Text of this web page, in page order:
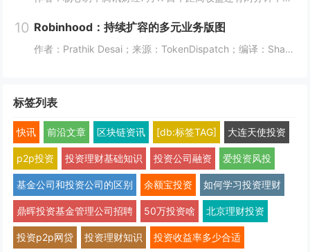
10 Robinhood：持续扩容的多元业务版图
作者：Prathik Desai；来源：TokenDispatch；编译：Shaw，喜来顺财经几周前，我将Robinhood称作一站式金融超市，原因是它能够在同一平台满足美国人的各类金融需求。在之前的文章中，我写道：即便Robinhood新...
标签列表
快讯 前沿文章 区块链资讯 [db:标签TAG] 大连天使投资
p2p投资 投资理财基础知识 投资公司融资 爱投资风投
基金公司和投资公司的区别 余额宝投资 如何学习投资理财
鼎晖投资基金管理公司招聘 50万投资啥 北京理财投资
投资p2p网贷 投资理财知识 投资收益率多少合适